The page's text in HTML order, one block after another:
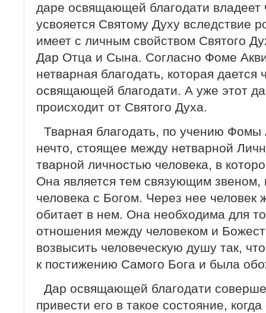
даре освящающей благодати владеет
усвояется Святому Духу вследствие
имеет с личным свойством Святого
Дар Отца и Сына. Согласно Фоме
нетварная благодать, которая дается
освящающей благодати. А уже этот
происходит от Святого Духа.
Тварная благодать, по учению Фомы
нечто, стоящее между нетварной
тварной личностью человека, в
Она является тем связующим звеном,
человека с Богом. Через нее человек
обитает в нем. Она необходима для
отношения между человеком и
возвысить человеческую душу так,
к постижению Самого Бога и была
Дар освящающей благодати
привести его в такое состояние,